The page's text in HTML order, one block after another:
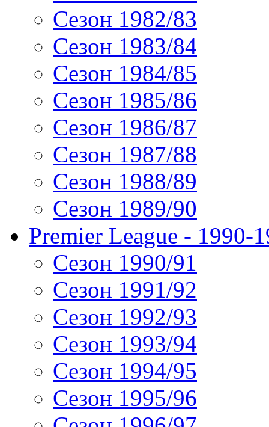
Сезон 1982/83
Сезон 1983/84
Сезон 1984/85
Сезон 1985/86
Сезон 1986/87
Сезон 1987/88
Сезон 1988/89
Сезон 1989/90
Premier League - 1990-
Сезон 1990/91
Сезон 1991/92
Сезон 1992/93
Сезон 1993/94
Сезон 1994/95
Сезон 1995/96